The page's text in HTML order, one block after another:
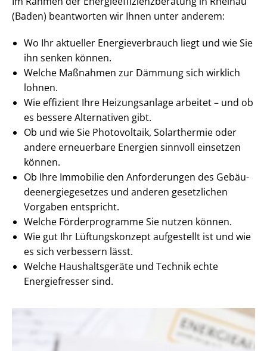
(Baden) beantworten wir Ihnen unter anderem:
Wo Ihr aktueller En­er­gie­ver­brauch liegt und wie Sie
ihn senken können.
Welche Maßnahmen zur Dämmung sich wirklich
lohnen.
Wie effizient Ihre Heizungsanlage arbeitet – und ob
es bessere Alternativen gibt.
Ob und wie Sie Photovoltaik, Solarthermie oder
andere erneuerbare Energien sinnvoll einsetzen
können.
Ob Ihre Immobilie den Anforderungen des Ge­bäu­
de­en­er­gie­ge­set­zes und anderen gesetzlichen
Vorgaben entspricht.
Welche Förderprogramme Sie nutzen können.
Wie gut Ihr Lüftungskonzept aufgestellt ist und wie
es sich verbessern lässt.
Welche Haushaltsgeräte und Technik echte
Energiefresser sind.